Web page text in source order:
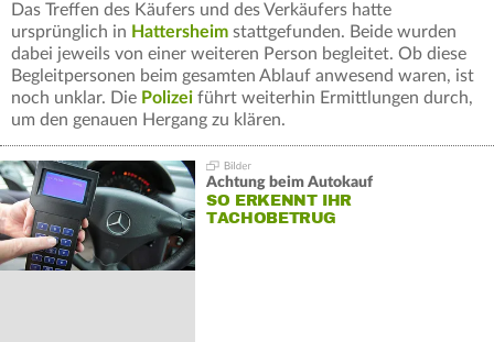
Das Treffen des Käufers und des Verkäufers hatte
ursprünglich in Hattersheim stattgefunden. Beide wurden
dabei jeweils von einer weiteren Person begleitet. Ob diese
Begleitpersonen beim gesamten Ablauf anwesend waren, ist
noch unklar. Die Polizei führt weiterhin Ermittlungen durch,
um den genauen Hergang zu klären.
Achtung beim Autokauf
SO ERKENNT IHR
TACHOBETRUG